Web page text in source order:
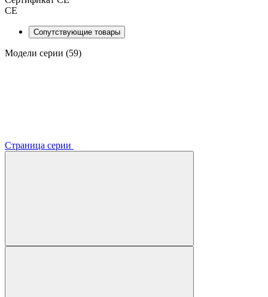
CE
Сопутствующие товары
Модели серии (59)
Страница серии